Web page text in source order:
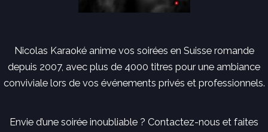
Nicolas Karaoké anime vos soirées en Suisse romande
depuis 2007, avec plus de 4000 titres pour une ambiance
conviviale lors de vos événements privés et professionnels.
Envie d’une soirée inoubliable ? Contactez-nous et faites